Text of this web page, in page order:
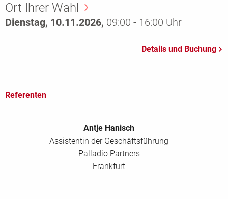
Ort Ihrer Wahl
Dienstag, 10.11.2026, 09:00 - 16:00 Uhr
Referenten
Antje Hanisch
Assistentin der Geschäftsführung
Palladio Partners
Frankfurt